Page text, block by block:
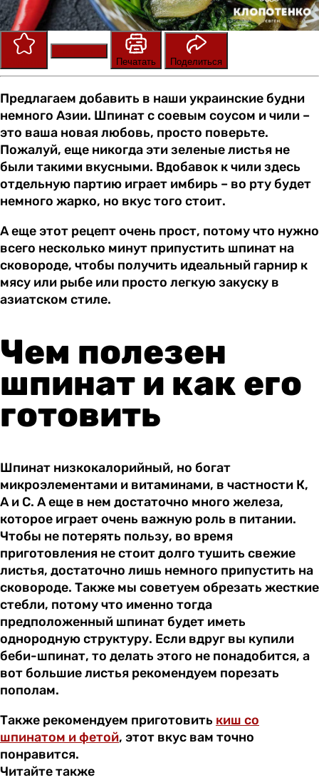
Печатать
Поделиться
Предлагаем добавить в наши украинские будни
немного Азии. Шпинат с соевым соусом и чили –
это ваша новая любовь, просто поверьте.
Пожалуй, еще никогда эти зеленые листья не
были такими вкусными. Вдобавок к чили здесь
отдельную партию играет имбирь – во рту будет
немного жарко, но вкус того стоит.
А еще этот рецепт очень прост, потому что нужно
всего несколько минут припустить шпинат на
сковороде, чтобы получить идеальный гарнир к
мясу или рыбе или просто легкую закуску в
азиатском стиле.
Чем полезен
шпинат и как его
готовить
Шпинат низкокалорийный, но богат
микроэлементами и витаминами, в частности К,
А и С. А еще в нем достаточно много железа,
которое играет очень важную роль в питании.
Чтобы не потерять пользу, во время
приготовления не стоит долго тушить свежие
листья, достаточно лишь немного припустить на
сковороде. Также мы советуем обрезать жесткие
стебли, потому что именно тогда
предположенный шпинат будет иметь
однородную структуру. Если вдруг вы купили
беби-шпинат, то делать этого не понадобится, а
вот большие листья рекомендуем порезать
пополам.
Также рекомендуем приготовить киш со
шпинатом и фетой, этот вкус вам точно
понравится.
Читайте также